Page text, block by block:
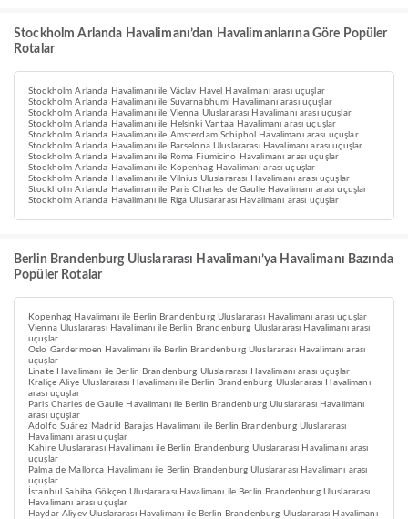
Stockholm Arlanda Havalimanı’dan Havalimanlarına Göre Popüler
Rotalar
Stockholm Arlanda Havalimanı ile Václav Havel Havalimanı arası uçuşlar
Stockholm Arlanda Havalimanı ile Suvarnabhumi Havalimanı arası uçuşlar
Stockholm Arlanda Havalimanı ile Vienna Uluslararası Havalimanı arası uçuşlar
Stockholm Arlanda Havalimanı ile Helsinki Vantaa Havalimanı arası uçuşlar
Stockholm Arlanda Havalimanı ile Amsterdam Schiphol Havalimanı arası uçuşlar
Stockholm Arlanda Havalimanı ile Barselona Uluslararası Havalimanı arası uçuşlar
Stockholm Arlanda Havalimanı ile Roma Fiumicino Havalimanı arası uçuşlar
Stockholm Arlanda Havalimanı ile Kopenhag Havalimanı arası uçuşlar
Stockholm Arlanda Havalimanı ile Vilnius Uluslararası Havalimanı arası uçuşlar
Stockholm Arlanda Havalimanı ile Paris Charles de Gaulle Havalimanı arası uçuşlar
Stockholm Arlanda Havalimanı ile Riga Uluslararası Havalimanı arası uçuşlar
Berlin Brandenburg Uluslararası Havalimanı’ya Havalimanı Bazında
Popüler Rotalar
Kopenhag Havalimanı ile Berlin Brandenburg Uluslararası Havalimanı arası uçuşlar
Vienna Uluslararası Havalimanı ile Berlin Brandenburg Uluslararası Havalimanı arası
uçuşlar
Oslo Gardermoen Havalimanı ile Berlin Brandenburg Uluslararası Havalimanı arası
uçuşlar
Linate Havalimanı ile Berlin Brandenburg Uluslararası Havalimanı arası uçuşlar
Kraliçe Aliye Uluslararası Havalimanı ile Berlin Brandenburg Uluslararası Havalimanı
arası uçuşlar
Paris Charles de Gaulle Havalimanı ile Berlin Brandenburg Uluslararası Havalimanı
arası uçuşlar
Adolfo Suárez Madrid Barajas Havalimanı ile Berlin Brandenburg Uluslararası
Havalimanı arası uçuşlar
Kahire Uluslararası Havalimanı ile Berlin Brandenburg Uluslararası Havalimanı arası
uçuşlar
Palma de Mallorca Havalimanı ile Berlin Brandenburg Uluslararası Havalimanı arası
uçuşlar
İstanbul Sabiha Gökçen Uluslararası Havalimanı ile Berlin Brandenburg Uluslararası
Havalimanı arası uçuşlar
Haydar Aliyev Uluslararası Havalimanı ile Berlin Brandenburg Uluslararası Havalimanı